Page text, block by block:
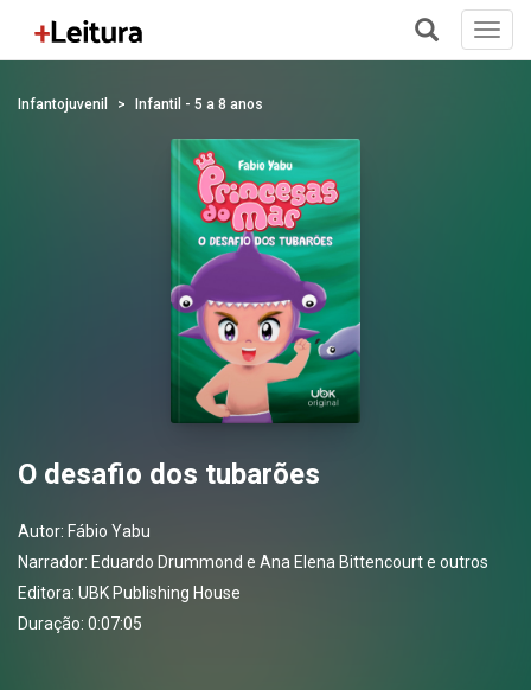
Infantojuvenil Infantil - 5 a 8 anos
O desafio dos tubarões
Autor: Fábio Yabu
Narrador: Eduardo Drummond e Ana Elena Bittencourt e outros
Editora: UBK Publishing House
Duração: 0:07:05